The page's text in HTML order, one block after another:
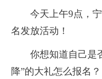
今天上午9点，宁
名发放活动！
你想知道自己是否
降”的大礼怎么报名？